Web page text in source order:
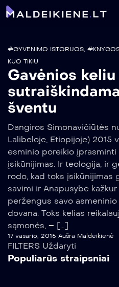
#GYVENIMO ISTORIJOS,
KUO TIKIU
Gavėnios
šventu
Dangiros Simonavičiūtės
Lalibeloje, Etiopijoje) 2015
esminio poreikio
įsikūnijimas. Ir teologija, ir
rodo, kad toks įsikūnijimas
savimi ir Anapusybe
peržengus savo asmeninio
dovana. Toks kelias
sąmonės, – […]
17 vasario, 2015 Aušra Maldeikienė
FILTERS Uždaryti
Populiarūs straipsniai